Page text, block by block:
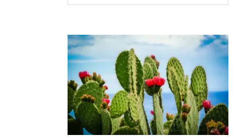
plaire : un toucher doux, un confort
Elle s’intègre...